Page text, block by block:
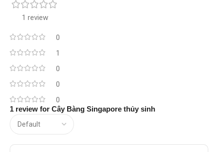
1 review
0
1
0
0
0
1 review for Cây Bàng Singapore thủy sinh